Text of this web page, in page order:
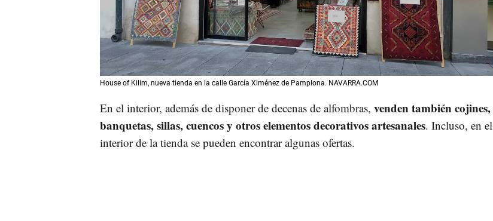
House of Kilim, nueva tienda en la calle García Ximénez de Pamplona. NAVARRA.COM
En el interior, además de disponer de decenas de alfombras, venden también cojines,
banquetas, sillas, cuencos y otros elementos decorativos artesanales. Incluso, en el
interior de la tienda se pueden encontrar algunas ofertas.